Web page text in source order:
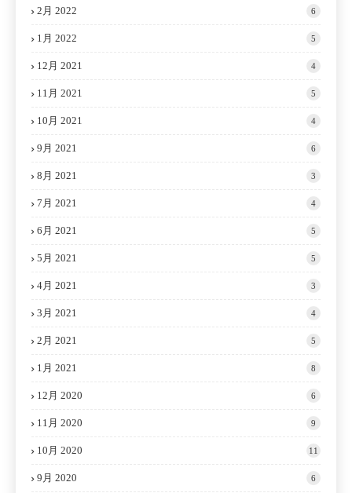
2月 2022 6
1月 2022 5
12月 2021 4
11月 2021 5
10月 2021 4
9月 2021 6
8月 2021 3
7月 2021 4
6月 2021 5
5月 2021 5
4月 2021 3
3月 2021 4
2月 2021 5
1月 2021 8
12月 2020 6
11月 2020 9
10月 2020 11
9月 2020 6